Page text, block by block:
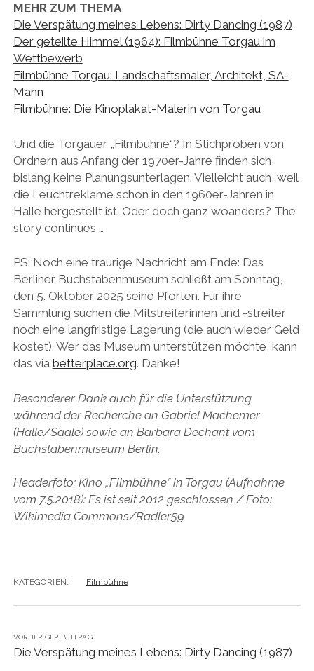
MEHR ZUM THEMA
Die Verspätung meines Lebens: Dirty Dancing (1987)
Der geteilte Himmel (1964): Filmbühne Torgau im
Wettbewerb
Filmbühne Torgau: Landschaftsmaler, Architekt, SA-
Mann
Filmbühne: Die Kinoplakat-Malerin von Torgau
Und die Torgauer „Filmbühne“? In Stichproben von
Ordnern aus Anfang der 1970er-Jahre finden sich
bislang keine Planungsunterlagen. Vielleicht auch, weil
die Leuchtreklame schon in den 1960er-Jahren in
Halle hergestellt ist. Oder doch ganz woanders? The
story continues …
PS: Noch eine traurige Nachricht am Ende: Das
Berliner Buchstabenmuseum schließt am Sonntag,
den 5. Oktober 2025 seine Pforten. Für ihre
Sammlung suchen die Mitstreiterinnen und -streiter
noch eine langfristige Lagerung (die auch wieder Geld
kostet). Wer das Museum unterstützen möchte, kann
das via betterplace.org. Danke!
Besonderer Dank auch für die Unterstützung
während der Recherche an Gabriel Machemer
(Halle/Saale) sowie an Barbara Dechant vom
Buchstabenmuseum Berlin.
Headerfoto: Kino „Filmbühne“ in Torgau (Aufnahme
vom 7.5.2018): Es ist seit 2012 geschlossen / Foto:
Wikimedia Commons/Radler59
KATEGORIEN: Filmbühne
VORHERIGER BEITRAG
Die Verspätung meines Lebens: Dirty Dancing (1987)